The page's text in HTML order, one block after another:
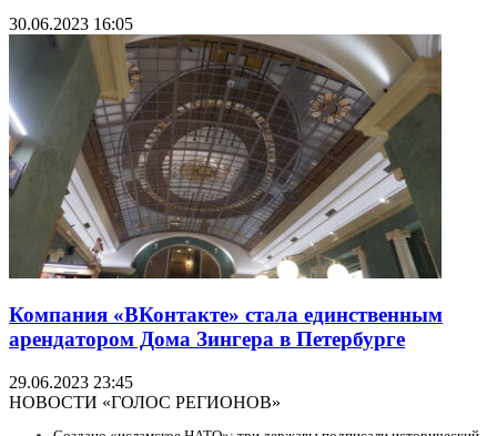
30.06.2023 16:05
Компания «ВКонтакте» стала единственным
арендатором Дома Зингера в Петербурге
29.06.2023 23:45
НОВОСТИ «ГОЛОС РЕГИОНОВ»